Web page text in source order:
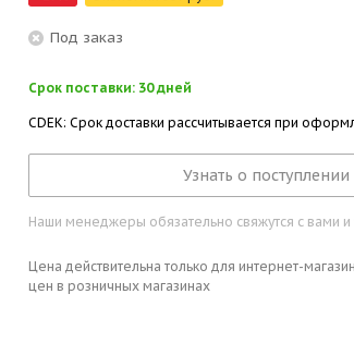
Под заказ
Срок поставки: 30 дней
CDEK: Срок доставки рассчитывается при
Узнать о поступлении
Наши менеджеры обязательно свяжутся с вами и
Цена действительна только для интернет-
цен в розничных магазинах